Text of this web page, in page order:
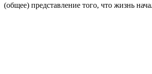
(общее) представление того, что жизнь